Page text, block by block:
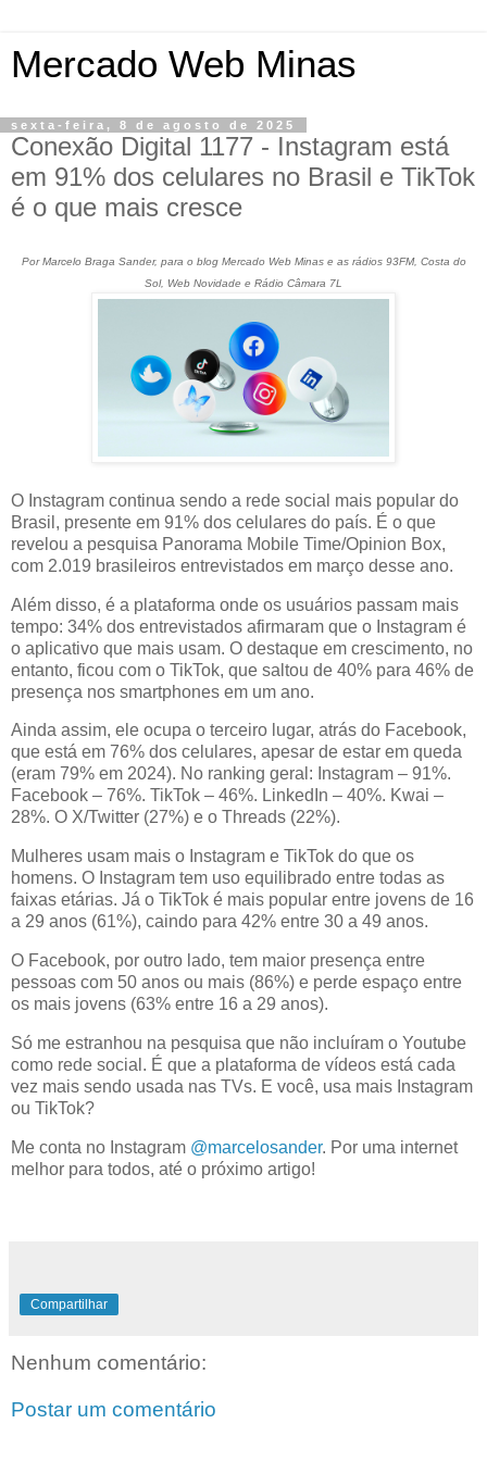
Mercado Web Minas
sexta-feira, 8 de agosto de 2025
Conexão Digital 1177 - Instagram está
em 91% dos celulares no Brasil e TikTok
é o que mais cresce
Por Marcelo Braga Sander, para o blog Mercado Web Minas e as rádios 93FM, Costa do
Sol, Web Novidade e Rádio Câmara 7L
O Instagram continua sendo a rede social mais popular do
Brasil, presente em 91% dos celulares do país. É o que
revelou a pesquisa Panorama Mobile Time/Opinion Box,
com 2.019 brasileiros entrevistados em março desse ano.
Além disso, é a plataforma onde os usuários passam mais
tempo: 34% dos entrevistados afirmaram que o Instagram é
o aplicativo que mais usam. O destaque em crescimento, no
entanto, ficou com o TikTok, que saltou de 40% para 46% de
presença nos smartphones em um ano.
Ainda assim, ele ocupa o terceiro lugar, atrás do Facebook,
que está em 76% dos celulares, apesar de estar em queda
(eram 79% em 2024). No ranking geral: Instagram – 91%.
Facebook – 76%. TikTok – 46%. LinkedIn – 40%. Kwai –
28%. O X/Twitter (27%) e o Threads (22%).
Mulheres usam mais o Instagram e TikTok do que os
homens. O Instagram tem uso equilibrado entre todas as
faixas etárias. Já o TikTok é mais popular entre jovens de 16
a 29 anos (61%), caindo para 42% entre 30 a 49 anos.
O Facebook, por outro lado, tem maior presença entre
pessoas com 50 anos ou mais (86%) e perde espaço entre
os mais jovens (63% entre 16 a 29 anos).
Só me estranhou na pesquisa que não incluíram o Youtube
como rede social. É que a plataforma de vídeos está cada
vez mais sendo usada nas TVs. E você, usa mais Instagram
ou TikTok?
Me conta no Instagram @marcelosander. Por uma internet
melhor para todos, até o próximo artigo!
Compartilhar
Nenhum comentário:
Postar um comentário